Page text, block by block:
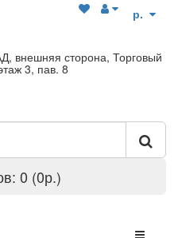
р.
внешняя сторона, Торговый
3, пав. 8
0 (0р.)